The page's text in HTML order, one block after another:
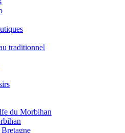
traditionnel
du Morbihan